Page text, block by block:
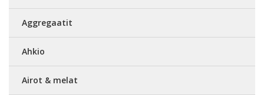
Aggregaatit
Ahkio
Airot & melat